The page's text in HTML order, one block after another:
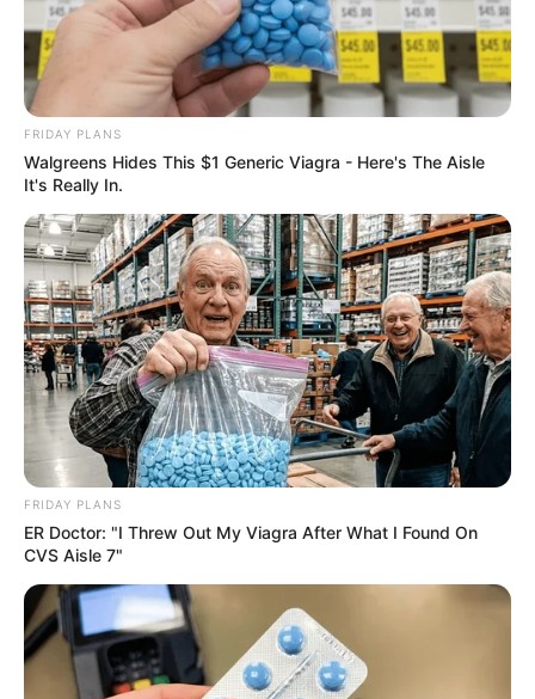
Pfizer's Worst Nightmare: Men Canceling $80
Prescriptions For This 87¢ Blue Pill Hack
Friday Plans